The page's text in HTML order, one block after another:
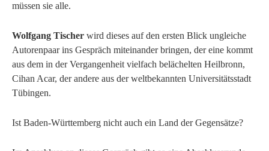
müssen sie alle.
Wolfgang Tischer wird dieses auf den ersten Blick ungleiche
Autorenpaar ins Gespräch miteinander bringen, der eine kommt
aus dem in der Vergangenheit vielfach belächelten Heilbronn,
Cihan Acar, der andere aus der weltbekannten Universitätsstadt
Tübingen.
Ist Baden-Württemberg nicht auch ein Land der Gegensätze?